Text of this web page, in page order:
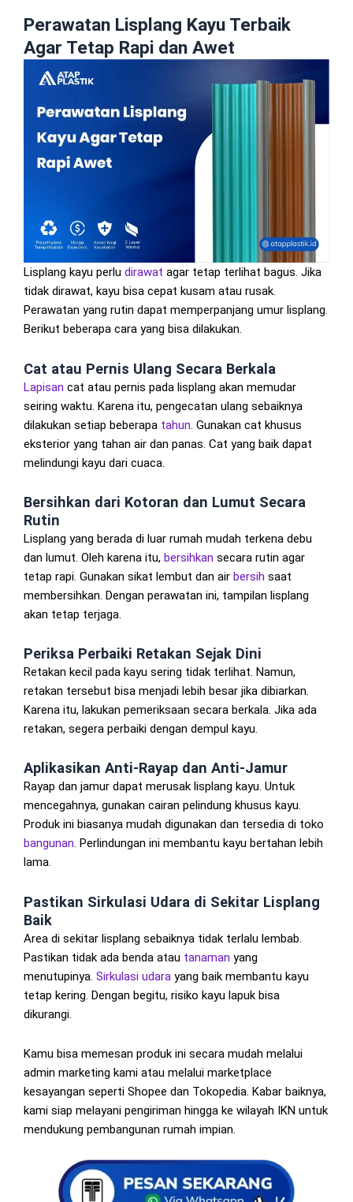
Perawatan Lisplang Kayu Terbaik
Agar Tetap Rapi dan Awet
Lisplang kayu perlu dirawat agar tetap terlihat bagus. Jika
tidak dirawat, kayu bisa cepat kusam atau rusak.
Perawatan yang rutin dapat memperpanjang umur lisplang.
Berikut beberapa cara yang bisa dilakukan.
Cat atau Pernis Ulang Secara Berkala
Lapisan cat atau pernis pada lisplang akan memudar
seiring waktu. Karena itu, pengecatan ulang sebaiknya
dilakukan setiap beberapa tahun . Gunakan cat khusus
eksterior yang tahan air dan panas. Cat yang baik dapat
melindungi kayu dari cuaca.
Bersihkan dari Kotoran dan Lumut Secara
Rutin
Lisplang yang berada di luar rumah mudah terkena debu
dan lumut. Oleh karena itu, bersihkan secara rutin agar
tetap rapi. Gunakan sikat lembut dan air bersih saat
membersihkan. Dengan perawatan ini, tampilan lisplang
akan tetap terjaga.
Periksa Perbaiki Retakan Sejak Dini
Retakan kecil pada kayu sering tidak terlihat. Namun,
retakan tersebut bisa menjadi lebih besar jika dibiarkan.
Karena itu, lakukan pemeriksaan secara berkala. Jika ada
retakan, segera perbaiki dengan dempul kayu.
Aplikasikan Anti-Rayap dan Anti-Jamur
Rayap dan jamur dapat merusak lisplang kayu. Untuk
mencegahnya, gunakan cairan pelindung khusus kayu.
Produk ini biasanya mudah digunakan dan tersedia di toko
bangunan. Perlindungan ini membantu kayu bertahan lebih
lama.
Pastikan Sirkulasi Udara di Sekitar Lisplang
Baik
Area di sekitar lisplang sebaiknya tidak terlalu lembab.
Pastikan tidak ada benda atau tanaman yang
menutupinya. Sirkulasi udara yang baik membantu kayu
tetap kering. Dengan begitu, risiko kayu lapuk bisa
dikurangi.
Kamu bisa memesan produk ini secara mudah melalui
admin marketing kami atau melalui marketplace
kesayangan seperti Shopee dan Tokopedia. Kabar baiknya,
kami siap melayani pengiriman hingga ke wilayah IKN untuk
mendukung pembangunan rumah impian.